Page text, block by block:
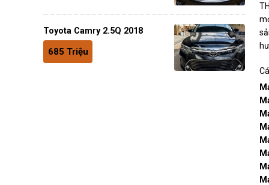
Toyota Camry 2.5Q 2018
685 Triệu